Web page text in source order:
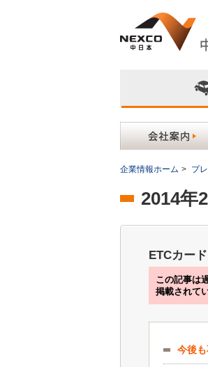
企業情報ホーム > プ
2014年
ETCカー
この記事は
掲載されて
今後も